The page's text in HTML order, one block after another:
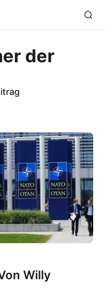
der
Willy